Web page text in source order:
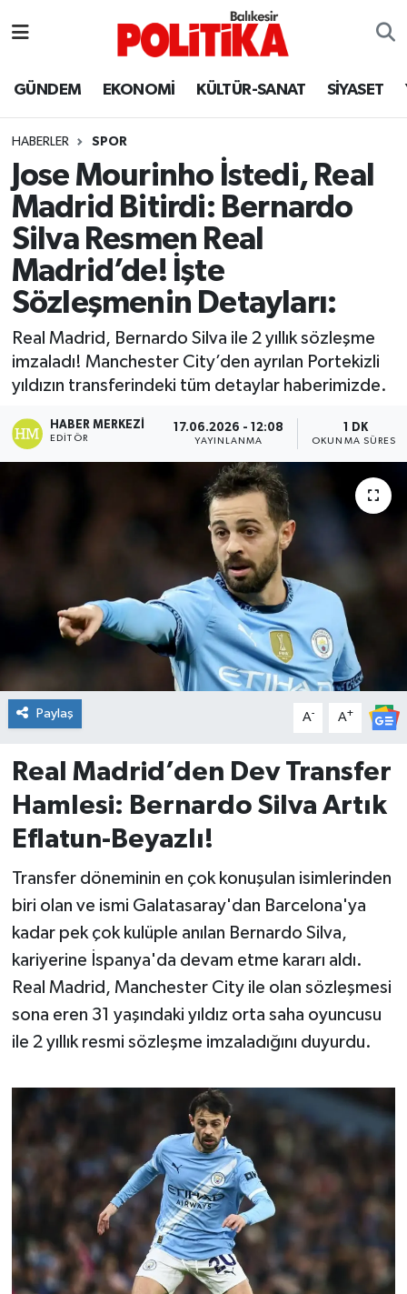
GÜNDEM EKONOMİ KÜLTÜR-SANAT SİYASET
HABERLER SPOR
Jose Mourinho İstedi, Real
Madrid Bitirdi: Bernardo
Silva Resmen Real
Madrid’de! İşte
Sözleşmenin Detayları:
Real Madrid, Bernardo Silva ile 2 yıllık sözleşme
imzaladı! Manchester City’den ayrılan Portekizli
yıldızın transferindeki tüm detaylar haberimizde.
HABER MERKEZI
EDITÖR
17.06.2026 - 12:08
YAYINLANMA
1 DK
OKUNMA SÜRESI
Paylaş A- A+
Real Madrid’den Dev Transfer
Hamlesi: Bernardo Silva Artık
Eflatun-Beyazlı!
Transfer döneminin en çok konuşulan isimlerinden
biri olan ve ismi Galatasaray'dan Barcelona'ya
kadar pek çok kulüple anılan Bernardo Silva,
kariyerine İspanya'da devam etme kararı aldı.
Real Madrid, Manchester City ile olan sözleşmesi
sona eren 31 yaşındaki yıldız orta saha oyuncusu
ile 2 yıllık resmi sözleşme imzaladığını duyurdu.
Ayvalık
Balya
Bandırma
Bigadiç
BİYOGRAFİLER
Burhaniye
ÇEVRE
DÜNYA
EKONOMİ
Erdek
Gömeç
Gönen
Havran
KENT GÜNDEMİ
Kepsut
KÜLTÜR-SANAT
MAGAZİN
MANŞET
Manyas
OLAY
OTOMOTİV
Resmi İlanlar
Balıkesir Hava Durumu
Balıkesir Namaz Vakitleri
Balıkesir Trafik Yoğunluk Haritası
Süper Lig Puan Durumu ve Fikstür
Tüm Manşetler
Son Dakika Haberleri
Haber Arşivi